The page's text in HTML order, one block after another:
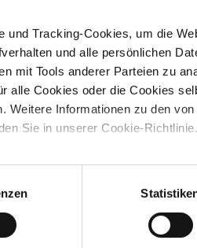
und Tracking-Cookies, um die
und alle persönlichen
mit Tools anderer Parteien zu
alle Cookies oder die Cookies
Weitere Informationen zu den
Sie in unserer Cookie-